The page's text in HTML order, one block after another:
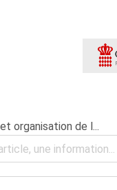
organisation de l...